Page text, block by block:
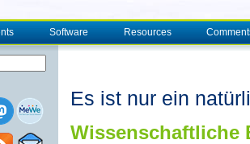
Software Resources
Es ist nur ein
Wissenschaftliche